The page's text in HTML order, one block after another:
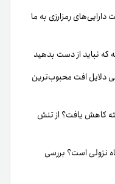
رمزارزی به ما
دلایل افت محبوب‌ترین
۲۴ ساعت گذشته کاهش یافت؟ از تنش
نزولی است؟ بررسی